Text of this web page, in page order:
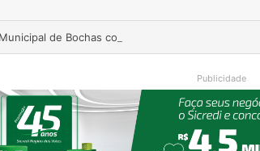
de Bochas começa neste fim de semana
Publicidade